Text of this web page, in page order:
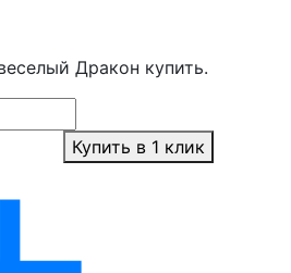
Дракон купить.
Купить в 1 клик